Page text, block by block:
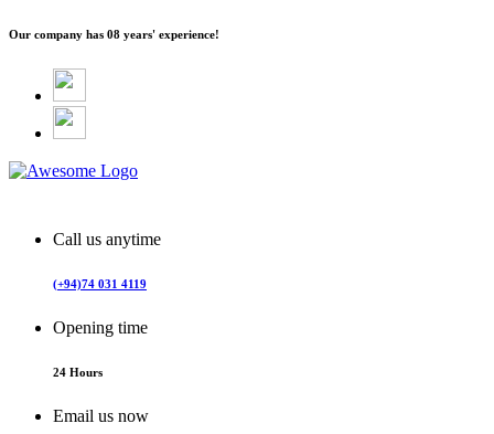
Our company has 08 years' experience!
Call us anytime
(+94)74 031 4119
Opening time
24 Hours
Email us now